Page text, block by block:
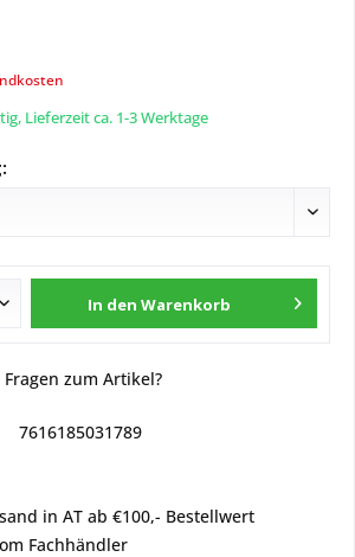
Lieferzeit ca. 1-3 Werktage
In den Warenkorb
Fragen zum Artikel?
7616185031789
in AT ab €100,- Bestellwert
Fachhändler